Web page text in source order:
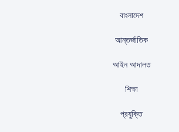
বাংলাদেশ
আন্তর্জাতিক
আইন আদালত
শিক্ষা
প্রযুক্তি